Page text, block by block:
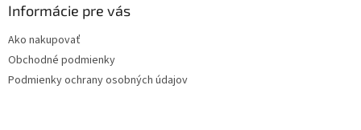
Informácie pre vás
Ako nakupovať
Obchodné podmienky
Podmienky ochrany osobných údajov